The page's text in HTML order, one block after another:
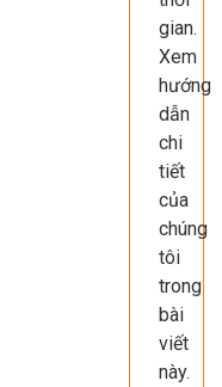
gian.
Xem
hướng
dẫn
chi
tiết
của
chúng
tôi
trong
bài
viết
này.